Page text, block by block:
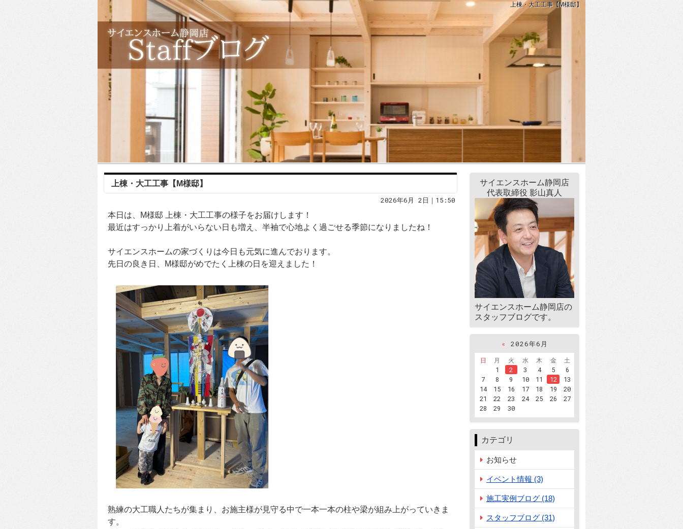
上棟・大工工事【M様邸】
上棟・大工工事【M様邸】
2026年6月 2日｜15:50
本日は、M様邸 上棟・大工工事の様子をお届けします！
最近はすっかり上着がいらない日も増え、半袖で心地よく過ごせる季節になりましたね！
サイエンスホームの家づくりは今日も元気に進んでおります。
先日の良き日、M様邸がめでたく上棟の日を迎えました！
熟練の大工職人たちが集まり、お施主様が見守る中で一本一本の柱や梁が組み上がっていきま
す。
サイエンスホーム静岡店
代表取締役 影山真人
サイエンスホーム静岡店の
スタッフブログです。
« 2026年6月
日
月 火 水 木 金
土
1
2 3 4 5
6
7
8 9 10 11 12
13
14
15 16 17 18 19
20
21
22 23 24 25 26
27
28
29 30
カテゴリ
お知らせ
イベント情報 (3)
施工実例ブログ (18)
スタッフブログ (31)